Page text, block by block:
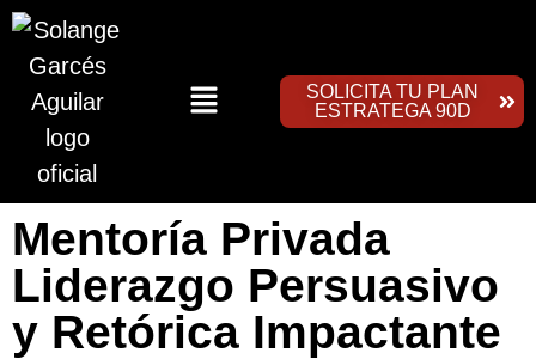
SOLICITA TU PLAN
ESTRATEGA 90D
Mentoría Privada
Liderazgo Persuasivo
y Retórica Impactante